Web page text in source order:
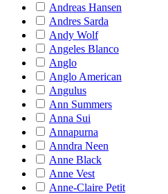
Andreas Hansen
Andres Sarda
Andy Wolf
Angeles Blanco
Anglo
Anglo American
Angulus
Ann Summers
Anna Sui
Annapurna
Anndra Neen
Anne Black
Anne Vest
Anne-Claire Petit